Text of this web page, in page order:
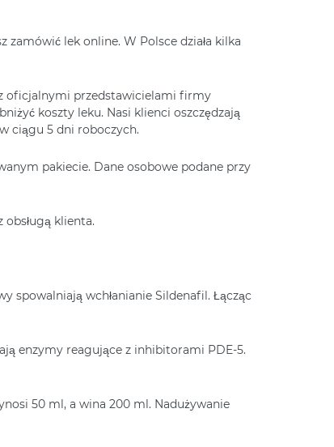
lek online. W Polsce działa kilka
oficjalnymi przedstawicielami firmy
koszty leku. Nasi klienci oszczędzają
ciągu 5 dni roboczych.
pakiecie. Dane osobowe podane przy
klienta.
spowalniają wchłanianie Sildenafil. Łącząc
enzymy reagujące z inhibitorami PDE-5.
50 ml, a wina 200 ml. Nadużywanie